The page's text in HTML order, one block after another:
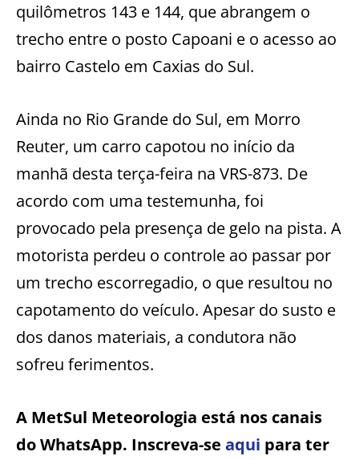
quilômetros 143 e 144, que abrangem o
trecho entre o posto Capoani e o acesso ao
bairro Castelo em Caxias do Sul.
Ainda no Rio Grande do Sul, em Morro
Reuter, um carro capotou no início da
manhã desta terça-feira na VRS-873. De
acordo com uma testemunha, foi
provocado pela presença de gelo na pista. A
motorista perdeu o controle ao passar por
um trecho escorregadio, o que resultou no
capotamento do veículo. Apesar do susto e
dos danos materiais, a condutora não
sofreu ferimentos.
A MetSul Meteorologia está nos canais
do WhatsApp. Inscreva-se aqui para ter